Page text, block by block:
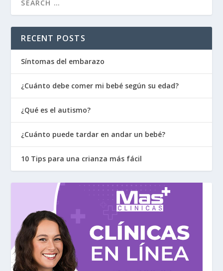
RECENT POSTS
Síntomas del embarazo
¿Cuánto debe comer mi bebé según su edad?
¿Qué es el autismo?
¿Cuánto puede tardar en andar un bebé?
10 Tips para una crianza más fácil